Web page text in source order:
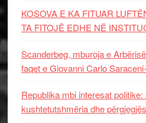
KOSOVA E KA FITUAR
TA FITOJË EDHE NË
Scanderbeg, mburoja e
faqet e Giovanni Carlo
Republika mbi interesat
kushtetutshmëria dhe